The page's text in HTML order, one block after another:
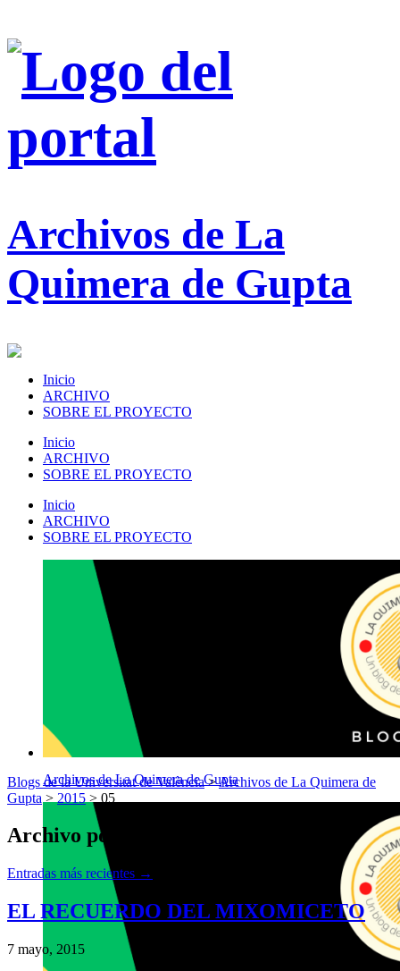
Archivos de La
Quimera de Gupta
Inicio
ARCHIVO
SOBRE EL PROYECTO
Inicio
ARCHIVO
SOBRE EL PROYECTO
Inicio
ARCHIVO
SOBRE EL PROYECTO
Archivos de La Quimera de Gupta
Blogs de la Universitat de València>Archivos de La Quimera de
Gupta > 2015 > 05
Archivo por meses:
Entradas más recientes →
EL RECUERDO DEL MIXOMICETO
7 mayo, 2015